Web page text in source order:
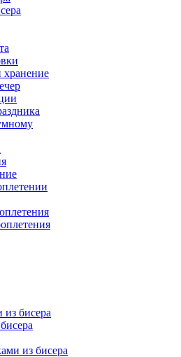
хранение
бисера
из бисера